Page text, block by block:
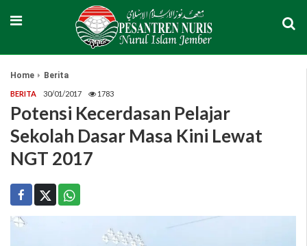
Home Berita
BERITA 30/01/2017 1783
Potensi Kecerdasan Pelajar
Sekolah Dasar Masa Kini Lewat
NGT 2017